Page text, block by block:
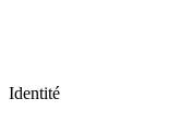
Identité